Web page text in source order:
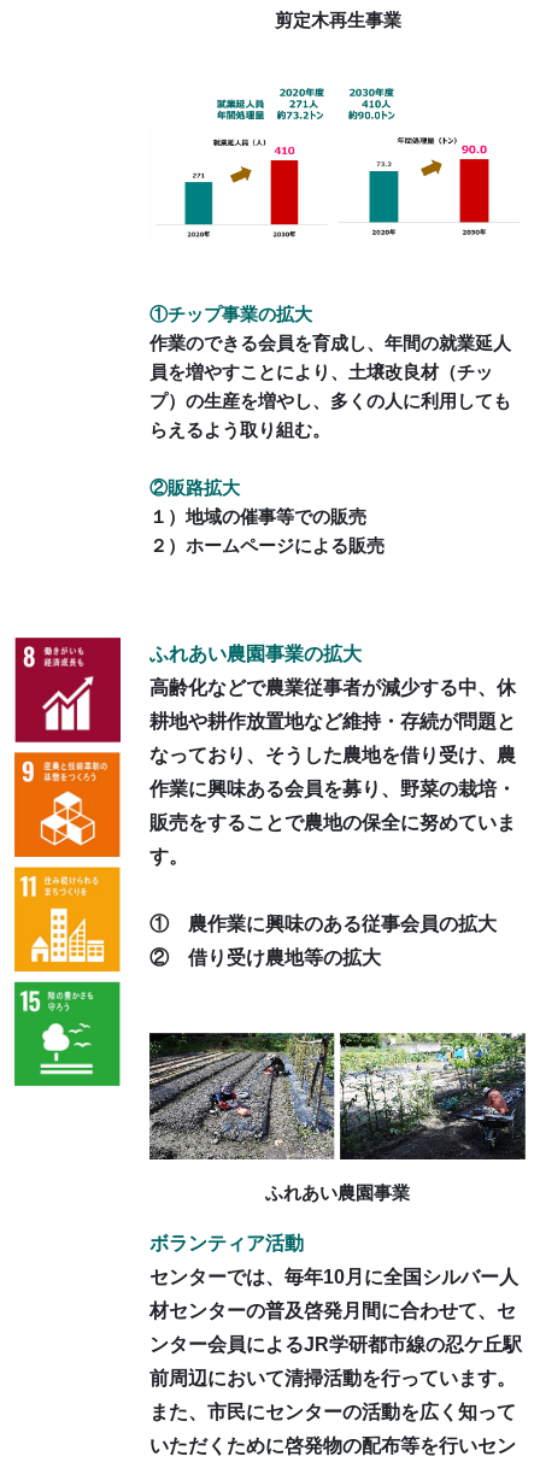
剪定木再生事業
①チップ事業の拡大
作業のできる会員を育成し、年間の就業延人
員を増やすことにより、土壌改良材（チッ
プ）の生産を増やし、多くの人に利用しても
らえるよう取り組む。
②販路拡大
１）地域の催事等での販売
２）ホームページによる販売
ふれあい農園事業の拡大
高齢化などで農業従事者が減少する中、休
耕地や耕作放置地など維持・存続が問題と
なっており、そうした農地を借り受け、農
作業に興味ある会員を募り、野菜の栽培・
販売をすることで農地の保全に努めていま
す。
① 農作業に興味のある従事会員の拡大
② 借り受け農地等の拡大
ふれあい農園事業
ボランティア活動
センターでは、毎年10月に全国シルバー人
材センターの普及啓発月間に合わせて、セ
ンター会員によるJR学研都市線の忍ケ丘駅
前周辺において清掃活動を行っています。
また、市民にセンターの活動を広く知って
いただくために啓発物の配布等を行いセン